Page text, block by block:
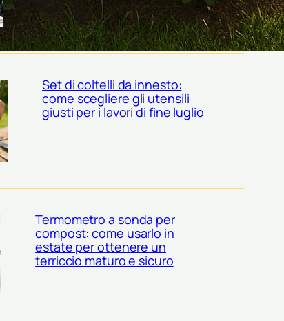
Set di coltelli da innesto:
come scegliere gli utensili
giusti per i lavori di fine luglio
Termometro a sonda per
compost: come usarlo in
estate per ottenere un
terriccio maturo e sicuro